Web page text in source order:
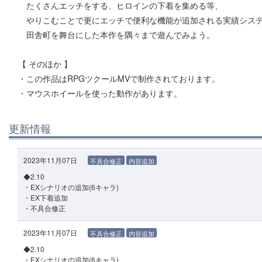
たくさんエッチをする、ヒロインの下着を集める等、
やりこむことで更にエッチで便利な機能が追加される実績システ
田舎町を舞台にした本作を隅々まで遊んでみよう。
【 そのほか 】
・この作品はRPGツクールMVで制作されております。
・マウスホイールを使った動作があります。
更新情報
2023年11月07日 不具合修正 内容追加
◆2.10
・EXシナリオの追加(6キャラ)
・EX下着追加
・不具合修正
2023年11月07日 不具合修正 内容追加
◆2.10
・EXシナリオの追加(6キャラ)